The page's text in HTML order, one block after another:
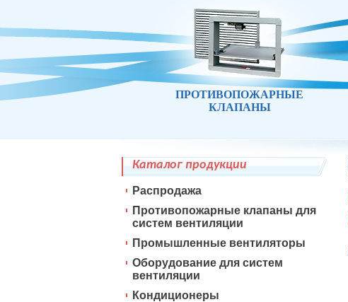
ПРОТИВОПОЖАРНЫЕ
КЛАПАНЫ
Каталог продукции
Распродажа
Противопожарные клапаны для
систем вентиляции
Промышленные вентиляторы
Оборудование для систем
вентиляции
Кондиционеры